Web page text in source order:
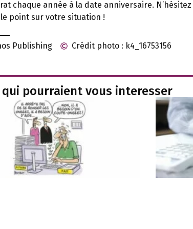
chaque année à la date anniversaire.
point sur votre situation !
Publishing Crédit photo : k4_16753156
pourraient vous interesser